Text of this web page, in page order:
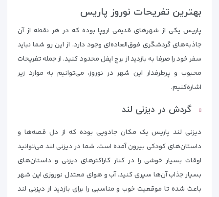
بهترین تفریحات نوروز پاریس
پاریس یکی از شهرهای قدیمی اروپا بوده که در هر نقطه از آن
جاذبه‌های گردشگری فوق‌العاده‌ای وجود دارد. از این رو شما نباید
سفر خود را صرفا به بازدید از برج ایفل محدود کنید. از جمله تفریحات
محبوب و پرطرفدار این شهر در نوروز، می‌توانیم به موارد زیر
اشاره‌کنیم.
گردش در دیزنی لند
دیزنی لند پاریس یک مکان جادویی بوده که از دل قصه‌ها و
داستان‌های کودکی بیرون آمده است. شما در دیزنی لند می‌توانید
اوقات بسیار خوشی را در کنار کاراکترهای دیزنی و داستان‌های
بسیار جذاب آن‌ها سپری کنید. آب و هوای معتدل نوروزی این شهر
باعث شده تا موقعیت خوب و مناسبی را برای بازدید از دیزنی لند